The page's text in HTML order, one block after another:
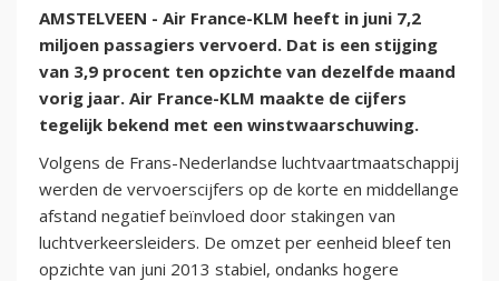
AMSTELVEEN - Air France-KLM heeft in juni 7,2
miljoen passagiers vervoerd. Dat is een stijging
van 3,9 procent ten opzichte van dezelfde maand
vorig jaar. Air France-KLM maakte de cijfers
tegelijk bekend met een winstwaarschuwing.
Volgens de Frans-Nederlandse luchtvaartmaatschappij
werden de vervoerscijfers op de korte en middellange
afstand negatief beïnvloed door stakingen van
luchtverkeersleiders. De omzet per eenheid bleef ten
opzichte van juni 2013 stabiel, ondanks hogere